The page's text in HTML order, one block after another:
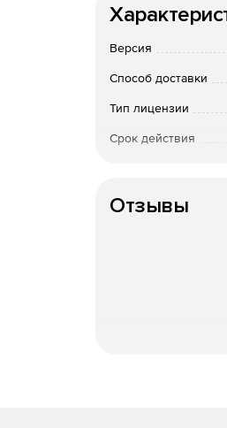
Выбор
Установка
пользователь
коэффициент
зон, которые
Возможность
Версия
Способ доставки
Тип лицензии
Срок действия
Отзывы